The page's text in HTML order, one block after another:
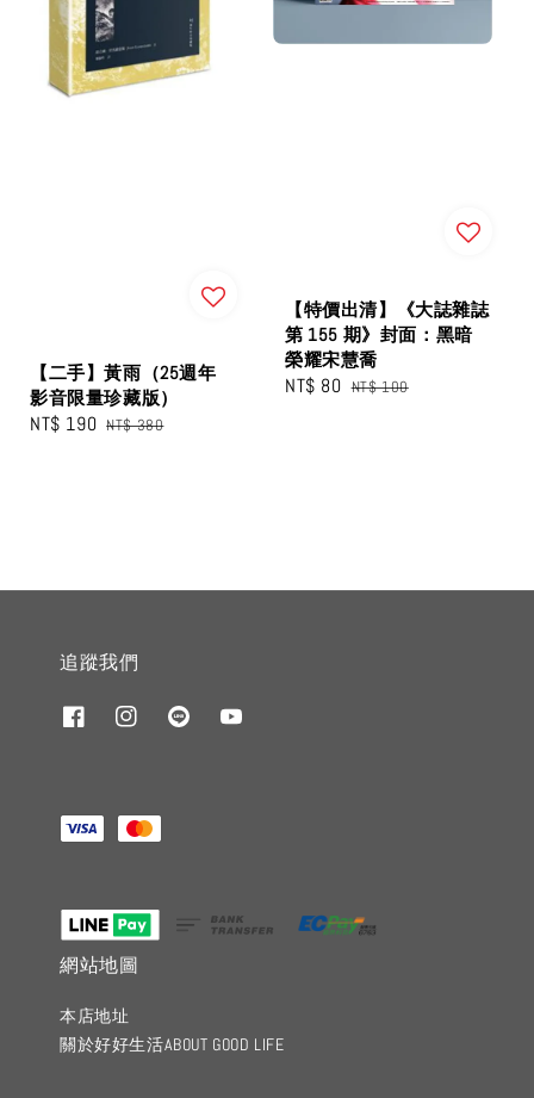
【二手】黃雨（25週年
影音限量珍藏版）
Sale
NT$ 190 Regular
NT$ 380
【特價出清】《大誌雜誌
第 155 期》封面：黑暗
榮耀宋慧喬
Sale
NT$ 80 Regular
NT$ 100
追蹤我們
網站地圖
本店地址
關於好好生活ABOUT GOOD LIFE